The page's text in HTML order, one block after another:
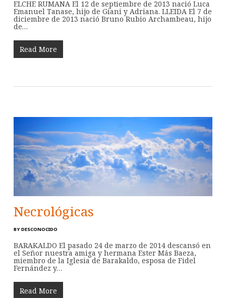
ELCHE RUMANA El 12 de septiembre de 2013 nació Luca
Emanuel Tanase, hijo de Giani y Adriana. LLEIDA El 7 de
diciembre de 2013 nació Bruno Rubio Archambeau, hijo
de…
Read More
Necrológicas
BY DESCONOCIDO
BARAKALDO El pasado 24 de marzo de 2014 descansó en
el Señor nuestra amiga y hermana Ester Más Baeza,
miembro de la Iglesia de Barakaldo, esposa de Fidel
Fernández y…
Read More